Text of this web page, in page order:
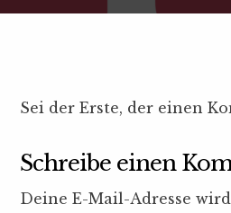
Sei der Erste, der einen
Schreibe einen
Deine E-Mail-Adresse